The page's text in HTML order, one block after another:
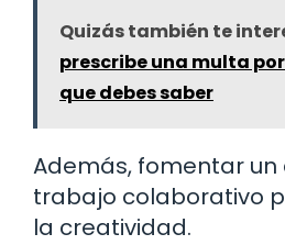
Quizás también te
prescribe una multa
que debes saber
Además, fomentar
trabajo colaborativo
la creatividad.